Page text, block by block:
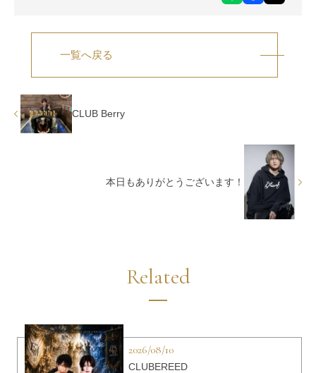
一覧へ戻る
CLUB Berry
本日もありがとうございます！
Related
2026/08/10
CLUBEREED